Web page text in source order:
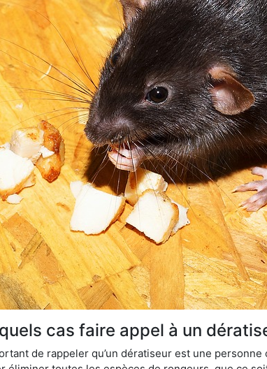
cas faire appel à un
de rappeler qu’un dératiseur est une